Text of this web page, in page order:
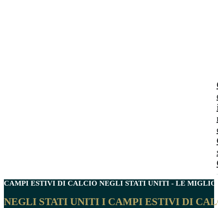
CAMPI ESTIVI DI CALCIO NEGLI STATI UNITI - LE
NEGLI STATI UNITI I CAMPI ESTIVI DI